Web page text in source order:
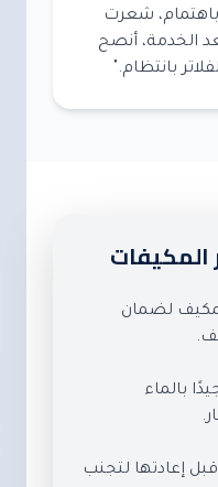
شعرت
الخدمة، أنصح
بانتظام."
لضمان
بالماء
إعادتها لتجنب